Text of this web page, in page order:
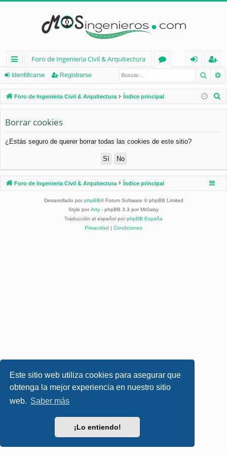
Este sitio web utiliza cookies para asegurar que
obtenga la mejor experiencia en nuestro sitio
web. Saber más
¡Lo entiendo!
nl
ac
es
rá
pi
os
Foro de Ingenieria Civil & Arquitectura
os
nt
ifi
eg
ist
ra
Identificarse Registrarse
Foro de Ingenieria Civil & Arquitectura Índice principal
Borrar cookies
¿Estás seguro de querer borrar todas las cookies de este sitio?
Foro de Ingenieria Civil & Arquitectura Índice principal
Desarrollado por phpBB® Forum Software © phpBB Limited
Style por Arty - phpBB 3.3 por MrGaby
Traducción al español por phpBB España
Privacidad | Condiciones